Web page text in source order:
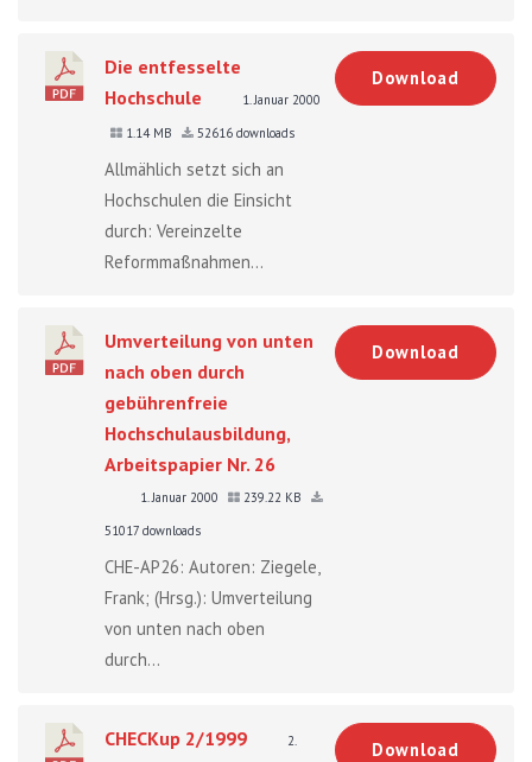
Die entfesselte
Hochschule
1. Januar 2000
1.14 MB
52616 downloads
Allmählich setzt sich an
Hochschulen die Einsicht
durch: Vereinzelte
Reformmaßnahmen...
Download
Umverteilung von unten
nach oben durch
gebührenfreie
Hochschulausbildung,
Arbeitspapier Nr. 26
1. Januar 2000
239.22 KB
51017 downloads
CHE-AP26: Autoren: Ziegele,
Frank; (Hrsg.): Umverteilung
von unten nach oben
durch...
Download
CHECKup 2/1999
2.
Download